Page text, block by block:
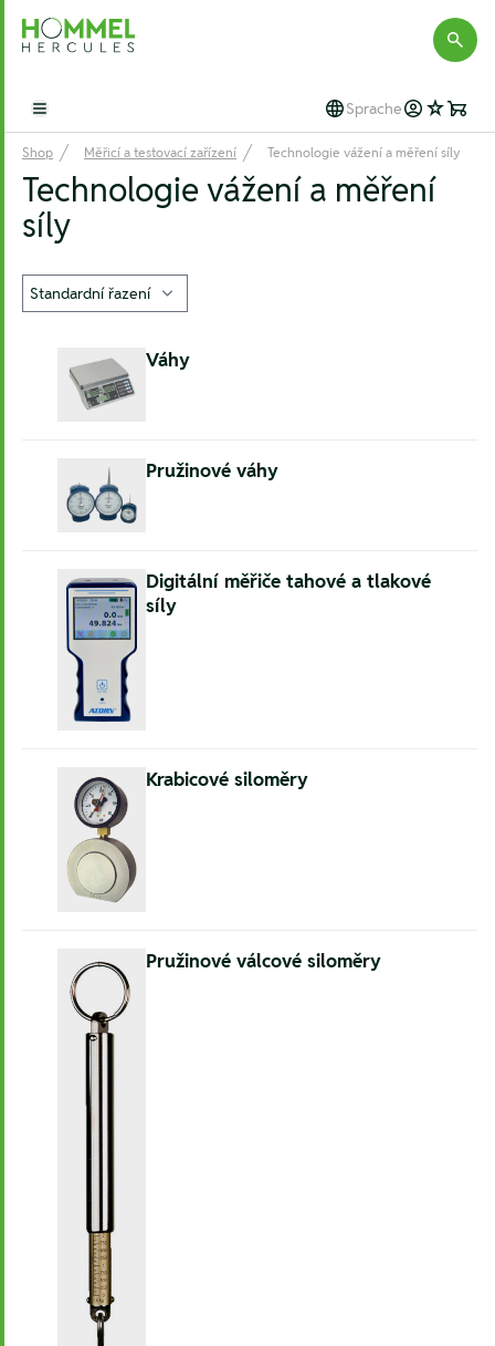
Hommel Hercules
Open main menu Sprache
Shop Měřicí a testovací zařízení Technologie vážení a měření síly
Technologie vážení a měření
síly
Váhy
Pružinové váhy
Digitální měřiče tahové a tlakové
síly
Krabicové siloměry
Pružinové válcové siloměry